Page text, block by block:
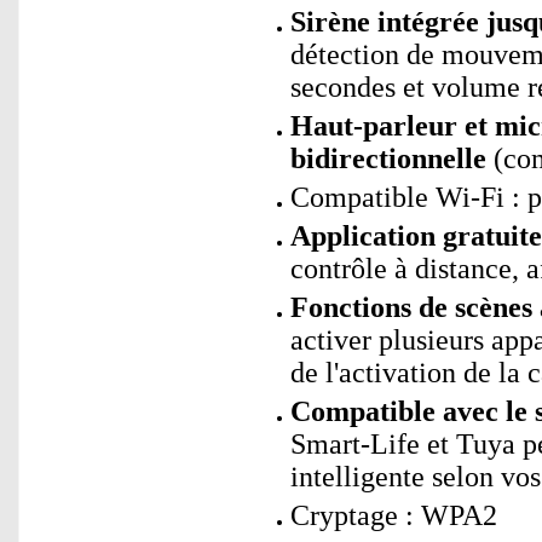
Sirène intégrée
détection de
secondes et volume
Haut-parleur et
bidirectionnelle
Compatible Wi-Fi :
Application
contrôle à distance,
Fonctions de
activer plusieurs
de l'activation de la
Compatible avec le
Smart-Life et Tuya
intelligente selon
Cryptage : WPA2